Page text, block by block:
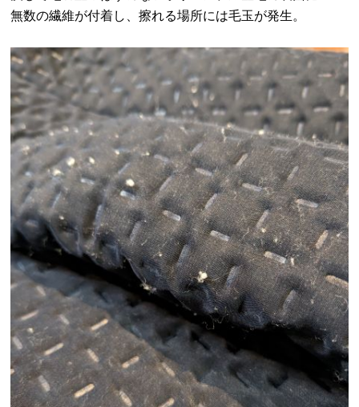
無数の繊維が付着し、擦れる場所には毛玉が発生。